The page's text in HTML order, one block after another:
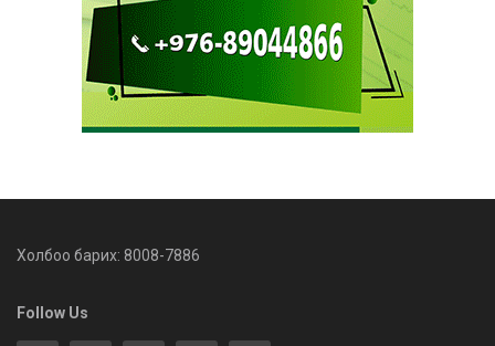
Холбоо барих: 8008-7886
Follow Us